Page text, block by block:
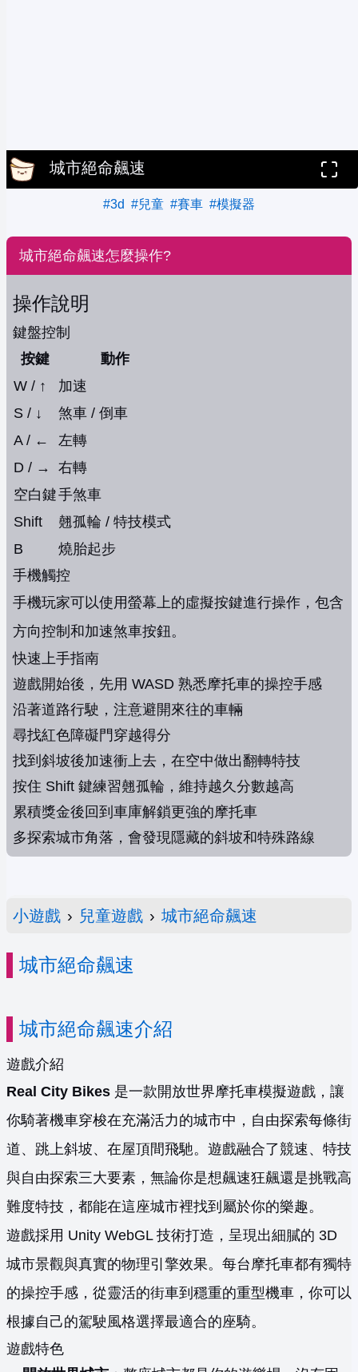
城市絕命飆速
#3d #兒童 #賽車 #模擬器
城市絕命飆速怎麼操作?
操作說明
鍵盤控制
按鍵
動作
W / ↑
加速
S / ↓
煞車 / 倒車
A / ←
左轉
D / →
右轉
空白鍵手煞車
Shift
翹孤輪 / 特技模式
B
燒胎起步
手機觸控
手機玩家可以使用螢幕上的虛擬按鍵進行操作，包含
方向控制和加速煞車按鈕。
快速上手指南
遊戲開始後，先用 WASD 熟悉摩托車的操控手感
沿著道路行駛，注意避開來往的車輛
尋找紅色障礙門穿越得分
找到斜坡後加速衝上去，在空中做出翻轉特技
按住 Shift 鍵練習翹孤輪，維持越久分數越高
累積獎金後回到車庫解鎖更強的摩托車
多探索城市角落，會發現隱藏的斜坡和特殊路線
小遊戲 › 兒童遊戲 › 城市絕命飆速
城市絕命飆速
城市絕命飆速介紹
遊戲介紹
Real City Bikes 是一款開放世界摩托車模擬遊戲，讓
你騎著機車穿梭在充滿活力的城市中，自由探索每條街
道、跳上斜坡、在屋頂間飛馳。遊戲融合了競速、特技
與自由探索三大要素，無論你是想飆速狂飆還是挑戰高
難度特技，都能在這座城市裡找到屬於你的樂趣。
遊戲採用 Unity WebGL 技術打造，呈現出細膩的 3D
城市景觀與真實的物理引擎效果。每台摩托車都有獨特
的操控手感，從靈活的街車到穩重的重型機車，你可以
根據自己的駕駛風格選擇最適合的座騎。
遊戲特色